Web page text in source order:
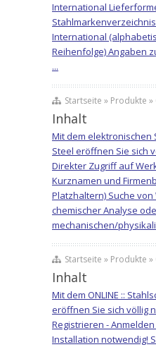
International
International
Reihenfolge) Angaben
...
Startseite » Produkte »
Inhalt
Mit dem elektronischen
Steel eröffnen Sie sich
Direkter Zugriff auf
Kurznamen und
Platzhaltern) Suche
chemischer Analyse
mechanischen/
Startseite » Produkte »
Inhalt
Mit dem ONLINE ::
eröffnen Sie sich völlig
Registrieren -
Installation notwendig!